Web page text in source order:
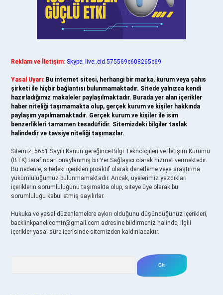
Reklam ve İletişim: Skype: live:.cid.575569c608265c69
Yasal Uyarı: Bu internet sitesi, herhangi bir marka, kurum veya şahıs
şirketi ile hiçbir bağlantısı bulunmamaktadır. Sitede yalnızca kendi
hazırladığımız makaleler paylaşılmaktadır. Burada yer alan içerikler
haber niteliği taşımamakta olup, gerçek kurum ve kişiler hakkında
paylaşım yapılmamaktadır. Gerçek kurum ve kişiler ile isim
benzerlikleri tamamen tesadüfidir. Sitemizdeki bilgiler taslak
halindedir ve tavsiye niteliği taşımazlar.
Sitemiz, 5651 Sayılı Kanun gereğince Bilgi Teknolojileri ve İletişim Kurumu
(BTK) tarafından onaylanmış bir Yer Sağlayıcı olarak hizmet vermektedir.
Bu nedenle, sitedeki içerikleri proaktif olarak denetleme veya araştırma
yükümlülüğümüz bulunmamaktadır. Ancak, üyelerimiz yazdıkları
içeriklerin sorumluluğunu taşımakta olup, siteye üye olarak bu
sorumluluğu kabul etmiş sayılırlar.
Hukuka ve yasal düzenlemelere aykırı olduğunu düşündüğünüz içerikleri,
backlinkpanelicomtr@gmail.com adresine bildirmeniz halinde, ilgili
içerikler yasal süre içerisinde sitemizden kaldırılacaktır.